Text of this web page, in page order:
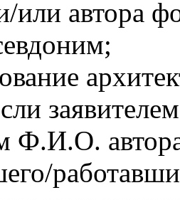
или автора
Ф.И.О.